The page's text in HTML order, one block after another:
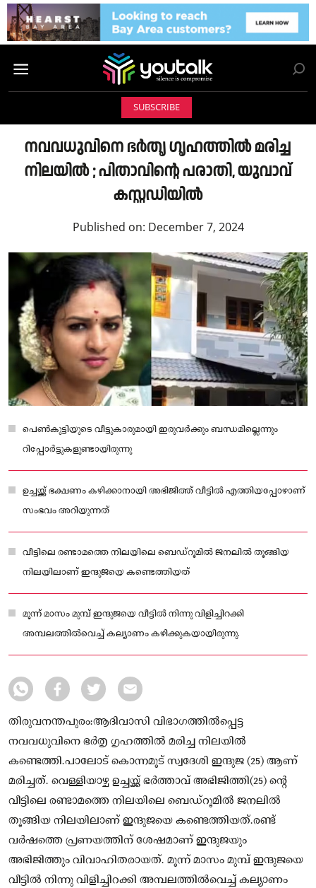
SUBSCRIBE
നവവധുവിനെ ഭർതൃ ഗൃഹത്തിൽ മരിച്ച
നിലയിൽ ; പിതാവിന്റെ പരാതി, യുവാവ്
കസ്റ്റഡിയിൽ
Published on: December 7, 2024
പെൺകുട്ടിയുടെ വീട്ടുകാരുമായി ഇരുവർക്കും ബന്ധമില്ലെന്നും
റിപ്പോർ‌ട്ടുകളുണ്ടായിരുന്നു
ഉച്ചയ്ക്ക് ഭക്ഷണം കഴിക്കാനായി അഭിജിത്ത് വീട്ടിൽ എത്തിയപ്പോഴാണ്
സംഭവം അറിയുന്നത്
വീട്ടിലെ രണ്ടാമത്തെ നിലയിലെ ബെഡ്റൂമിൽ ജനലിൽ തൂങ്ങിയ
നിലയിലാണ് ഇന്ദുജയെ കണ്ടെത്തിയത്
മൂന്ന് മാസം മുമ്പ് ഇന്ദുജയെ വീട്ടിൽ നിന്നു വിളിച്ചിറക്കി
അമ്പലത്തിൽവെച്ച് കല്യാണം കഴിക്കുകയായിരുന്നു.
തിരുവനന്തപുരം:ആദിവാസി വിഭാ​ഗത്തിൽപ്പെട്ട
നവവധുവിനെ ഭർതൃ ഗൃഹത്തിൽ മരിച്ച നിലയിൽ
കണ്ടെത്തി.പാലോട് കൊന്നമൂട് സ്വദേശി ഇന്ദുജ (25) ആണ്
മരിച്ചത്. വെള്ളിയാഴ്ച ഉച്ചയ്ക്ക് ഭർത്താവ് അഭിജിത്തി(25) ന്റെ
വീട്ടിലെ രണ്ടാമത്തെ നിലയിലെ ബെഡ്റൂമിൽ ജനലിൽ
തൂങ്ങിയ നിലയിലാണ് ഇന്ദുജയെ കണ്ടെത്തിയത്.രണ്ട്
വർഷത്തെ പ്രണയത്തിന് ശേഷമാണ് ഇന്ദുജയും
അഭിജിത്തും വിവാഹിതരായത്. മൂന്ന് മാസം മുമ്പ് ഇന്ദുജയെ
വീട്ടിൽ നിന്നു വിളിച്ചിറക്കി അമ്പലത്തിൽവെച്ച് കല്യാണം